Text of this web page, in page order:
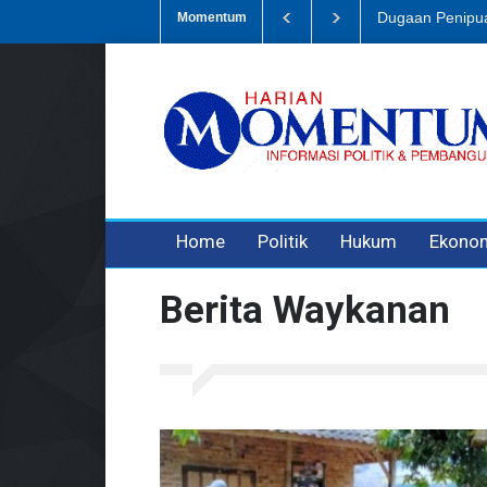
Momentum Tembus Rp1,6
Home Politik Hukum
Berita Waykanan